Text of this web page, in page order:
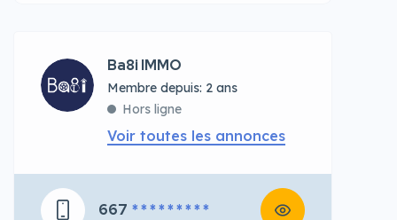
Ba8i IMMO
Membre depuis: 2 ans
Hors ligne
Voir toutes les annonces
667 * * * * * * * * *